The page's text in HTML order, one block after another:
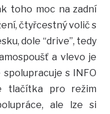
toho moc na zadní
čtyřcestný volič s
dole “drive”, tedy
a vlevo je
s INFO
tlačítka pro režim
ale lze si